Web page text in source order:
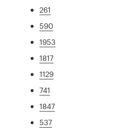
261
590
1953
1817
1129
741
1847
537